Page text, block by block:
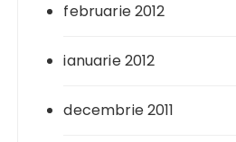
februarie 2012
ianuarie 2012
decembrie 2011